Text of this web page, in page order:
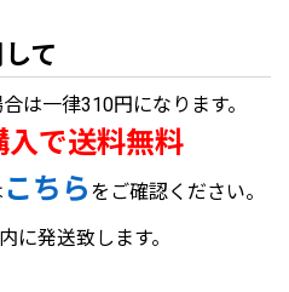
て
は一律310円になります。
で送料無料
こちら をご確認ください。
に発送致します。